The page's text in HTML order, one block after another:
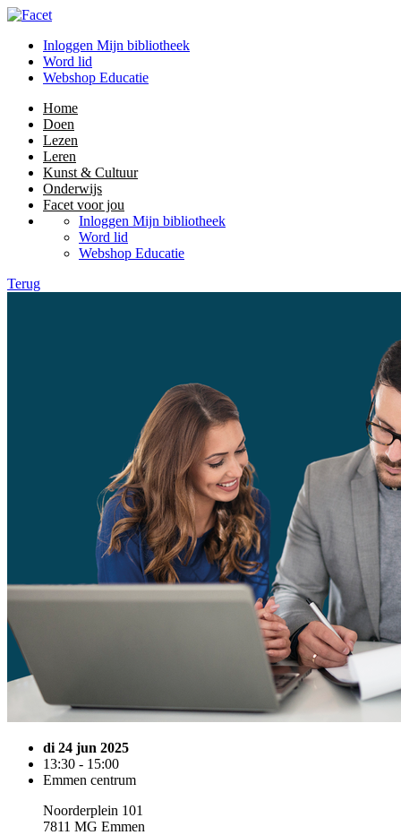
Inloggen Mijn bibliotheek
Word lid
Webshop Educatie
Home
Doen
Lezen
Leren
Kunst & Cultuur
Onderwijs
Facet voor jou
Inloggen Mijn bibliotheek
Word lid
Webshop Educatie
Terug
di 24 jun 2025
13:30 - 15:00
Emmen centrum
Noorderplein 101
7811 MG Emmen